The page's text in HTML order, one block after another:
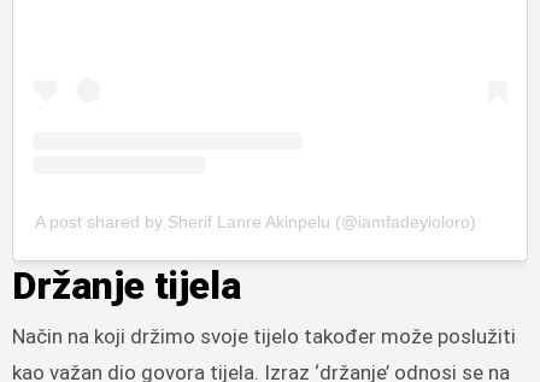
A post shared by Sherif Lanre Akinpelu (@iamfadeyioloro)
Držanje tijela
Način na koji držimo svoje tijelo također može poslužiti
kao važan dio govora tijela. Izraz ‘držanje’ odnosi se na